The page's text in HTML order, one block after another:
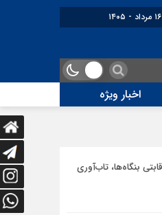
اخبار ویژه
هزینه‌های پنهان و ضعف مدیریت؛ زنگ
بنگاه‌ها، تاب‌آوری